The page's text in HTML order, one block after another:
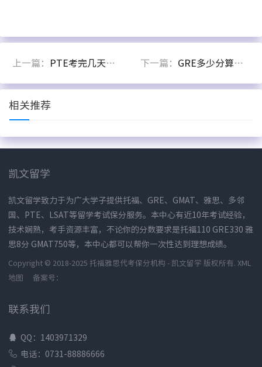
上一篇： PTE考完几天后能出分？ 下一篇： GRE多少分算是高分呢？
相关推荐
凯文留学
凯文留学致力于为广大学子提供托福、GRE、GMAT、雅思、多邻
国、PTE、LSAT等留学考试保分服务。本中心有近10年考试经验，
技术娴熟，考手资源丰富，不论你的分数要求是托福110 GRE330 雅
思8分 GMAT750等，本中心都可以帮你一次性达到理想成绩。
Copyright © 2018-2025 托福雅思代考保分机构 - 凯文留学 版权所有. XML
地图
备案号：
联系我们
QQ：1403971329
电话：0731-88886666